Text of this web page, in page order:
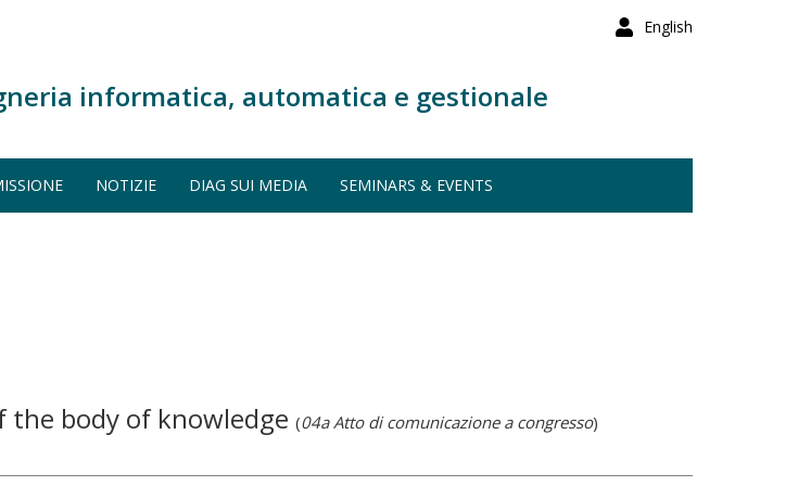
English
informatica, automatica e gestionale
NOTIZIE DIAG SUI MEDIA SEMINARS & EVENTS
the body of knowledge (04a Atto di comunicazione a congresso)